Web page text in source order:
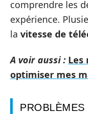
comprendre les
expérience.
la vitesse de
A voir aussi : Les
optimiser mes